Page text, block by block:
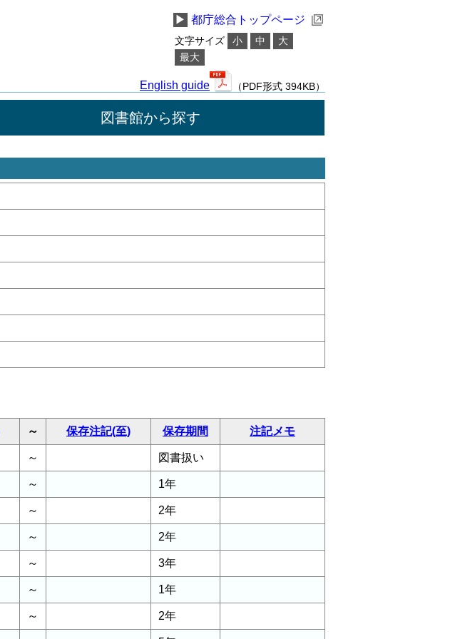
▶ 都庁総合トップページ
文字サイズ 小 中
大
最大
English guide （PDF形式 394KB）
図書館から探す
～ 保存注記(至) 保存期間 注記メモ
～ 図書扱い
～ 1年
～ 2年
～ 2年
～ 3年
～ 1年
～ 2年